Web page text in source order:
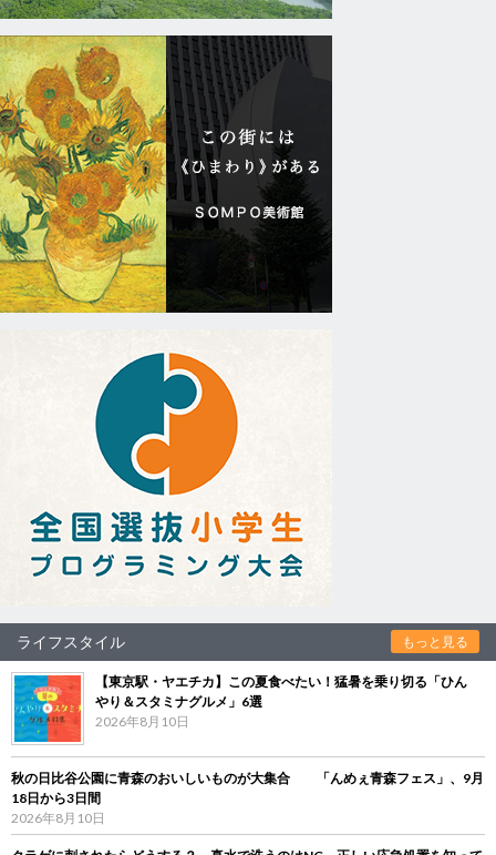
ライフスタイル もっと見る
【東京駅・ヤエチカ】この夏食べたい！猛暑を乗り切る「ひん
やり＆スタミナグルメ」6選
2026年8月10日
秋の日比谷公園に青森のおいしいものが大集合 「んめぇ青森フェス」、9月
18日から3日間
2026年8月10日